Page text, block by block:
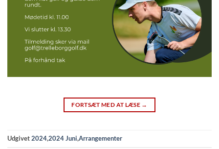
FORTSÆT MED AT LÆSE →
Udgivet2024,2024 Juni,Arrangementer